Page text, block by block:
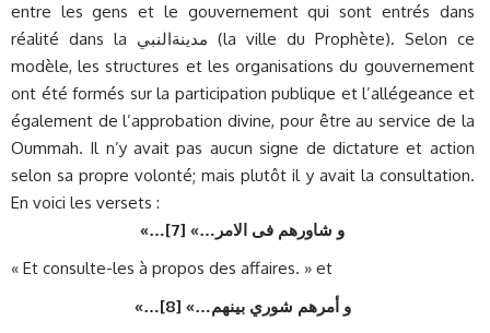
entre les gens et le gouvernement qui sont entrés dans
réalité dans la مدينةالنبي (la ville du Prophète). Selon ce
modèle, les structures et les organisations du gouvernement
ont été formés sur la participation publique et l’allégeance et
également de l’approbation divine, pour être au service de la
Oummah. Il n’y avait pas aucun signe de dictature et action
selon sa propre volonté; mais plutôt il y avait la consultation.
En voici les versets :
«…
و شاورهم ف‍ى الامر…» [7 ]
« Et consulte-les à propos des affaires. » et
«…
و أمرهم شوري بينهم…» [8 ]